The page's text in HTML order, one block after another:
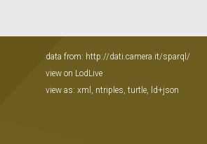
data from: http://dati.camera.it/sparql/
view on LodLive
view as: xml , ntriples, turtle, ld+json